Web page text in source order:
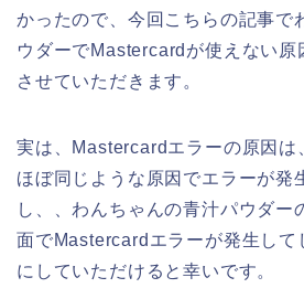
かったので、今回こちらの記事で
ウダーでMastercardが使えない原
させていただきます。
実は、Mastercardエラーの原因は
ほぼ同じような原因でエラーが発
し、、わんちゃんの青汁パウダー
面でMastercardエラーが発生して
にしていただけると幸いです。